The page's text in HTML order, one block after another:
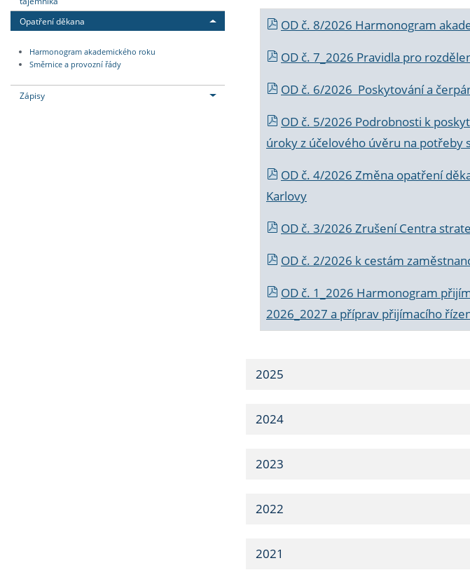
Opatření děkana
Harmonogram akademického roku
Směrnice a provozní řády
Zápisy
OD č. 8/2026 Harmonogram
OD č. 7_2026 Pravidla pro
OD č. 6/2026 Poskytování a
OD č. 5/2026 Podrobnosti k
úroky z účelového úvěru na potřeby
OD č. 4/2026 Změna opatření
Karlovy
OD č. 3/2026 Zrušení Centra
OD č. 2/2026 k cestám
OD č. 1_2026 Harmonogram
2026_2027 a příprav přijímacího
2025
2024
2023
2022
2021